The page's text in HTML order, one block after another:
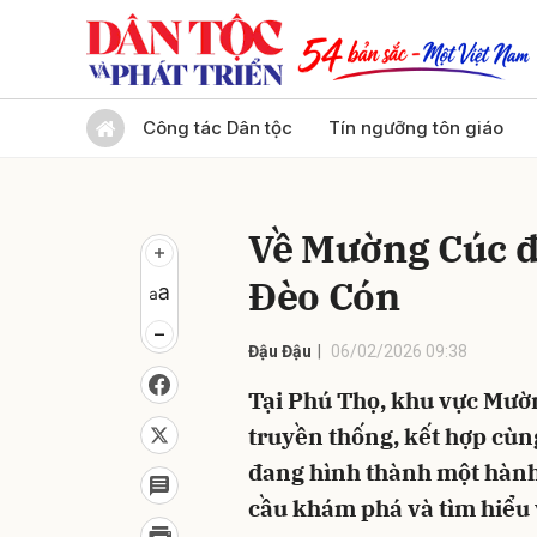
Công tác Dân tộc Tín ngưỡng tôn giáo
Về Mường Cúc
Đèo Cón
Đậu Đậu 06/02/2026 09:38
Tại Phú Thọ, khu vực
truyền thống, kết hợp
đang hình thành một
cầu khám phá và tìm
Gửi